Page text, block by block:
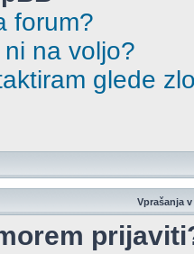
forum?
na voljo?
glede
Vprašanja